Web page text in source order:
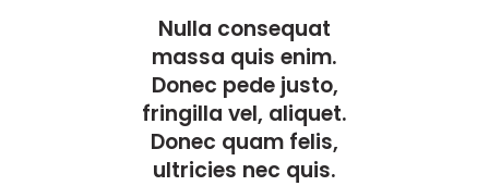
Nulla consequat
massa quis enim.
Donec pede justo,
fringilla vel, aliquet.
Donec quam felis,
ultricies nec quis.